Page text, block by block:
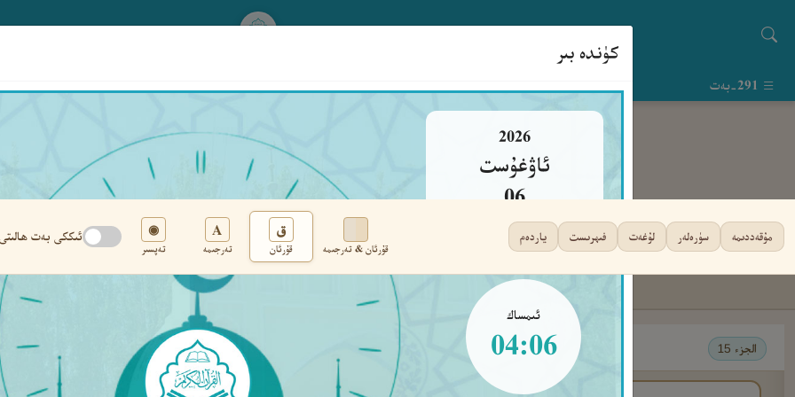
كۈندە بىر
2026
ئاۋغۇست
06
پەيشەنبە
ئىمساك
04:06
مۇقەددىمە سۈرەلەر لۇغەت فىھرىست ياردەم
قۇرئان & تەرجىمە
ق
قۇرئان
A
تەرجىمە
◉
تەپسىر
ئىككى بەت ھالىتى
تەڭشەك
الجزء 15 ‹ ‹ ٢٩١ › ›